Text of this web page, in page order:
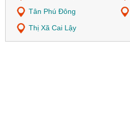
Tân Phú Đông
Thị Xã Cai Lậy